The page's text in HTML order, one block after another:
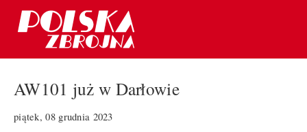
AW101 już w Darłowie
piątek, 08 grudnia 2023